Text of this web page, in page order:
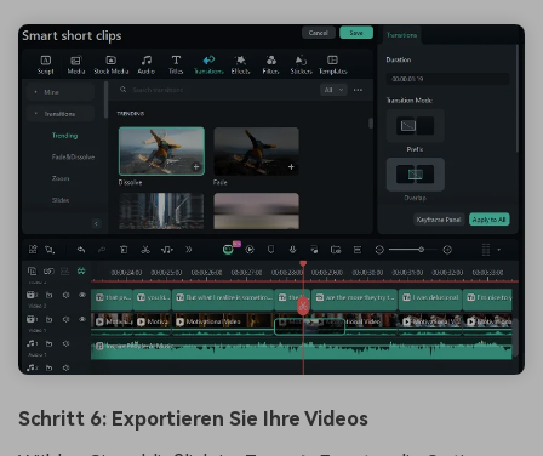
Schritt 6: Exportieren Sie Ihre Videos